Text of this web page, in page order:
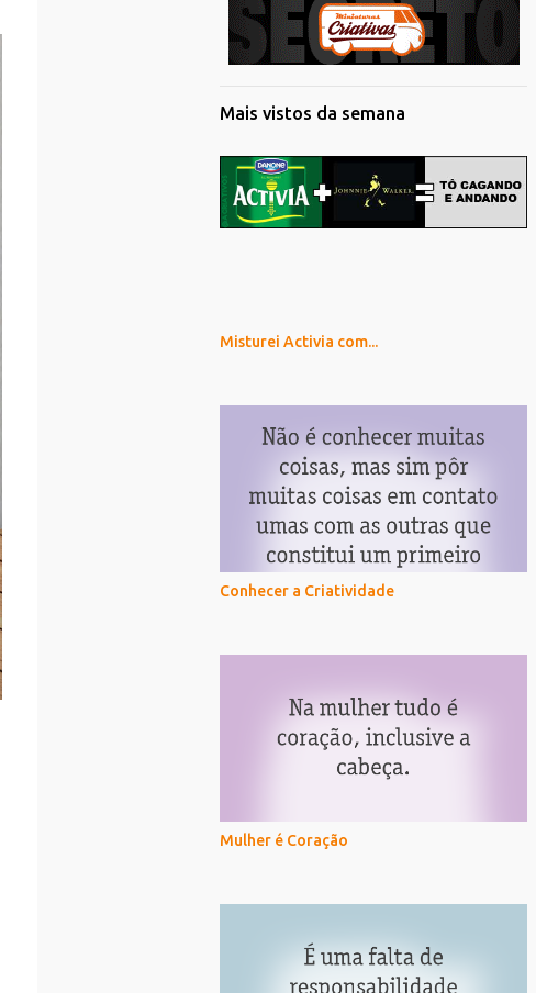
Mais vistos da semana
Misturei Activia com...
Conhecer a Criatividade
Mulher é Coração